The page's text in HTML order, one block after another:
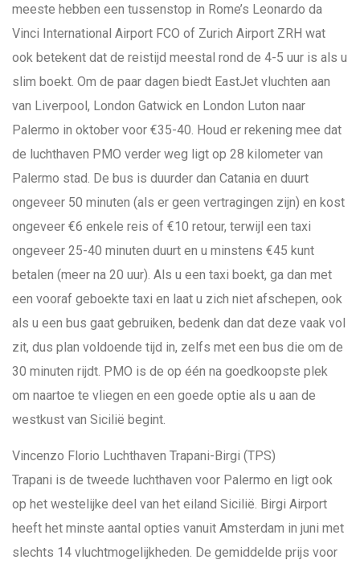
meeste hebben een tussenstop in Rome’s Leonardo da
Vinci International Airport FCO of Zurich Airport ZRH wat
ook betekent dat de reistijd meestal rond de 4-5 uur is als u
slim boekt. Om de paar dagen biedt EastJet vluchten aan
van Liverpool, London Gatwick en London Luton naar
Palermo in oktober voor €35-40. Houd er rekening mee dat
de luchthaven PMO verder weg ligt op 28 kilometer van
Palermo stad. De bus is duurder dan Catania en duurt
ongeveer 50 minuten (als er geen vertragingen zijn) en kost
ongeveer €6 enkele reis of €10 retour, terwijl een taxi
ongeveer 25-40 minuten duurt en u minstens €45 kunt
betalen (meer na 20 uur). Als u een taxi boekt, ga dan met
een vooraf geboekte taxi en laat u zich niet afschepen, ook
als u een bus gaat gebruiken, bedenk dan dat deze vaak vol
zit, dus plan voldoende tijd in, zelfs met een bus die om de
30 minuten rijdt. PMO is de op één na goedkoopste plek
om naartoe te vliegen en een goede optie als u aan de
westkust van Sicilië begint.
Vincenzo Florio Luchthaven Trapani-Birgi (TPS)
Trapani is de tweede luchthaven voor Palermo en ligt ook
op het westelijke deel van het eiland Sicilië. Birgi Airport
heeft het minste aantal opties vanuit Amsterdam in juni met
slechts 14 vluchtmogelijkheden. De gemiddelde prijs voor